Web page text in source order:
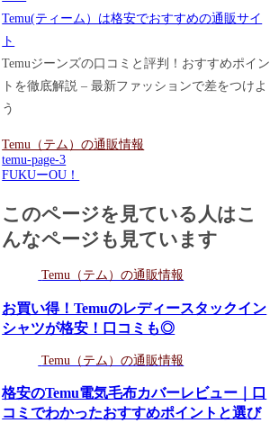
Temu(ティーム）は格安でおすすめの通販サイ
ト
Temuジーンズの口コミと評判！おすすめポイン
トを徹底解説 – 最新ファッションで差をつけよ
う
Temu（テム）の通販情報
temu-page-3
FUKUーOU！
このページを見ている人はこ
んなページも見ています
Temu（テム）の通販情報
お買い得！Temuのレディースタックイン
シャツが格安！口コミも◎
Temu（テム）の通販情報
格安のTemu電気毛布カバーレビュー｜口
コミでわかったおすすめポイントと選び